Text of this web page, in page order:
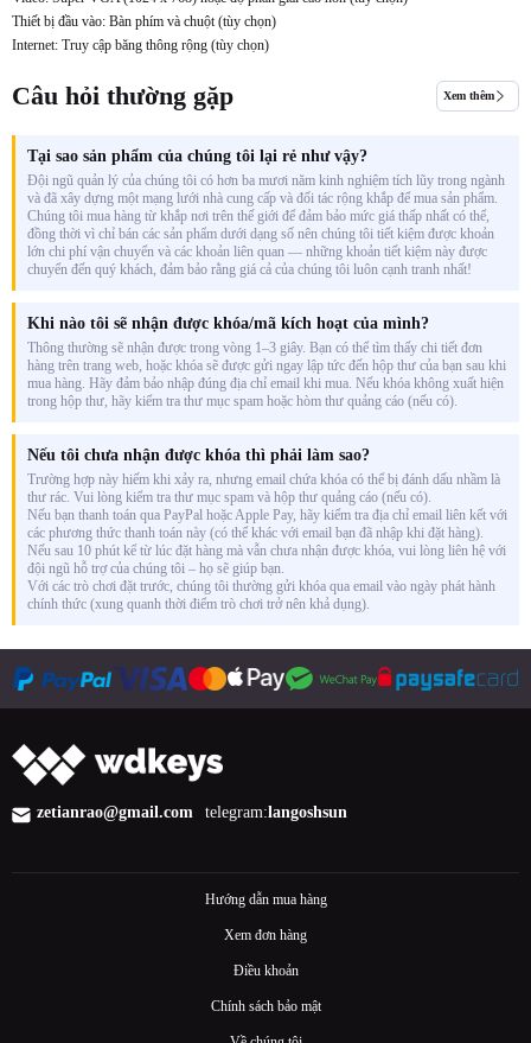
Thiết bị đầu vào: Bàn phím và chuột (tùy chọn)
Internet: Truy cập băng thông rộng (tùy chọn)
Câu hỏi thường gặp Xem thêm
Tại sao sản phẩm của chúng tôi lại rẻ như vậy?
Đội ngũ quản lý của chúng tôi có hơn ba mươi năm kinh nghiệm tích lũy trong ngành
và đã xây dựng một mạng lưới nhà cung cấp và đối tác rộng khắp để mua sản phẩm.
Chúng tôi mua hàng từ khắp nơi trên thế giới để đảm bảo mức giá thấp nhất có thể,
đồng thời vì chỉ bán các sản phẩm dưới dạng số nên chúng tôi tiết kiệm được khoản
lớn chi phí vận chuyển và các khoản liên quan — những khoản tiết kiệm này được
chuyển đến quý khách, đảm bảo rằng giá cả của chúng tôi luôn cạnh tranh nhất!
Khi nào tôi sẽ nhận được khóa/mã kích hoạt của mình?
Thông thường sẽ nhận được trong vòng 1–3 giây. Bạn có thể tìm thấy chi tiết đơn
hàng trên trang web, hoặc khóa sẽ được gửi ngay lập tức đến hộp thư của bạn sau khi
mua hàng. Hãy đảm bảo nhập đúng địa chỉ email khi mua. Nếu khóa không xuất hiện
trong hộp thư, hãy kiểm tra thư mục spam hoặc hòm thư quảng cáo (nếu có).
Nếu tôi chưa nhận được khóa thì phải làm sao?
Trường hợp này hiếm khi xảy ra, nhưng email chứa khóa có thể bị đánh dấu nhầm là
thư rác. Vui lòng kiểm tra thư mục spam và hộp thư quảng cáo (nếu có).
Nếu bạn thanh toán qua PayPal hoặc Apple Pay, hãy kiểm tra địa chỉ email liên kết với
các phương thức thanh toán này (có thể khác với email bạn đã nhập khi đặt hàng).
Nếu sau 10 phút kể từ lúc đặt hàng mà vẫn chưa nhận được khóa, vui lòng liên hệ với
đội ngũ hỗ trợ của chúng tôi – họ sẽ giúp bạn.
Với các trò chơi đặt trước, chúng tôi thường gửi khóa qua email vào ngày phát hành
chính thức (xung quanh thời điểm trò chơi trở nên khả dụng).
zetianrao@gmail.com telegram:langoshsun
Hướng dẫn mua hàng
Xem đơn hàng
Điều khoản
Chính sách bảo mật